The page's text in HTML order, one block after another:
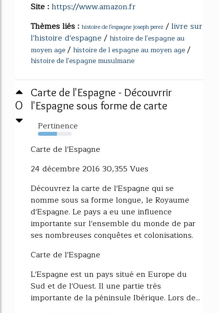
Site :https://www.amazon.fr
Thèmes liés : histoire de l'espagne joseph perez /livre sur
l'histoire d'espagne/ histoire de l'espagne au
moyen age/ histoire de l espagne au moyen age/
histoire de l'espagne musulmane
0
Carte de l'Espagne - Découvrrir
l'Espagne sous forme de carte
Pertinence
56%
Carte de l'Espagne
24 décembre 2016 30,355 Vues
Découvrez la carte de l'Espagne qui se
nomme sous sa forme longue, le Royaume
d'Espagne. Le pays a eu une influence
importante sur l'ensemble du monde de par
ses nombreuses conquêtes et colonisations.
Carte de l'Espagne
L'Espagne est un pays situé en Europe du
Sud et de l'Ouest. Il une partie très
importante de la péninsule Ibérique. Lors de...